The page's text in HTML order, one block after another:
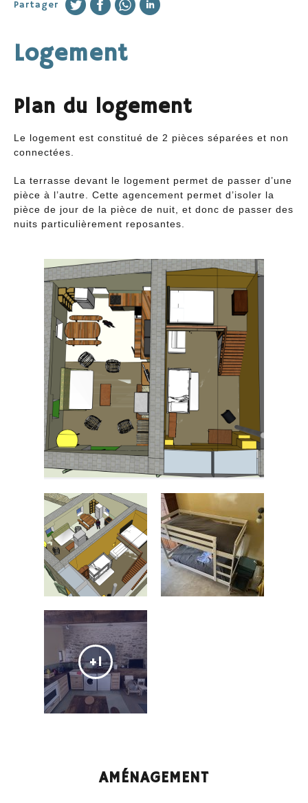
Location du Gîte
Séjours VTT Enduro-DH-VTTAE-gravel
Séminaires et festivités
Campements
Tarifs et Réservations
Partager
Logement
Plan du logement
Le logement est constitué de 2 pièces séparées et non
connectées.
La terrasse devant le logement permet de passer d’une
pièce à l’autre. Cette agencement permet d’isoler la
pièce de jour de la pièce de nuit, et donc de passer des
nuits particulièrement reposantes.
+1
AMÉNAGEMENT